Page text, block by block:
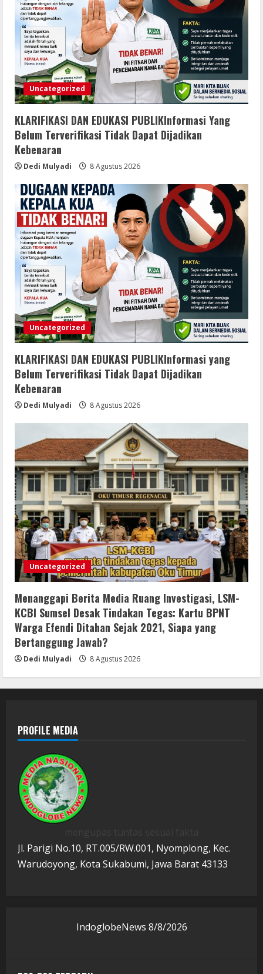
Uncategorized
KLARIFIKASI DAN EDUKASI PUBLIKInformasi Yang
Belum Terverifikasi Tidak Dapat Dijadikan
Kebenaran
Dedi Mulyadi 8 Agustus 2026
Uncategorized
KLARIFIKASI DAN EDUKASI PUBLIKInformasi yang
Belum Terverifikasi Tidak Dapat Dijadikan
Kebenaran
Dedi Mulyadi 8 Agustus 2026
Uncategorized
Menanggapi Berita Media Ruang Investigasi, LSM-
KCBI Sumsel Desak Tindakan Tegas: Kartu BPNT
Warga Efendi Ditahan Sejak 2021, Siapa yang
Bertanggung Jawab?
Dedi Mulyadi 8 Agustus 2026
PROFILE MEDIA
Jl. Parigi No.10, RT.005/RW.001, Nyomplong, Kec.
Warudoyong, Kota Sukabumi, Jawa Barat 43133
IndoglobeNews 8/8/2026